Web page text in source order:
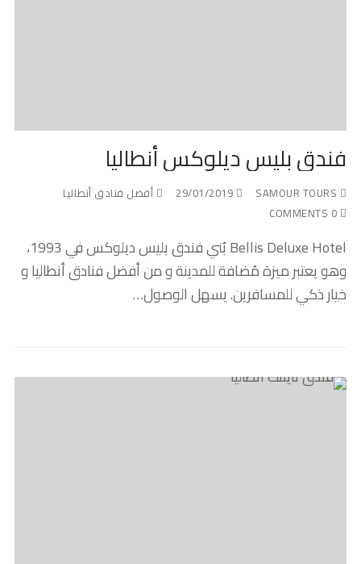
فندق بليس ديلوكس أنطاليا
29/01/2019
أفضل فنادق أنطاليا
Bellis Deluxe Hotel بُني فندق بليس ديلوكس في 1993،
وهو يعتبر ميزة مُضافة للمدينة و من أفضل فنادق أنطاليا و
خيار ذكي للمسافرين. يسهل الوصول…